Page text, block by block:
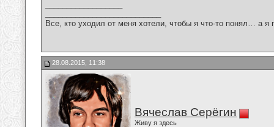
Все, кто уходил от меня хотели, чтобы я что-то понял… а
28.08.2015, 11:38
Вячеслав Серёгин
Живу я здесь